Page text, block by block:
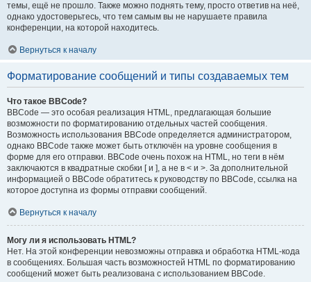
темы, ещё не прошло. Также можно поднять тему, просто ответив на неё,
однако удостоверьтесь, что тем самым вы не нарушаете правила
конференции, на которой находитесь.
Вернуться к началу
Форматирование сообщений и типы создаваемых тем
Что такое BBCode?
BBCode — это особая реализация HTML, предлагающая большие
возможности по форматированию отдельных частей сообщения.
Возможность использования BBCode определяется администратором,
однако BBCode также может быть отключён на уровне сообщения в
форме для его отправки. BBCode очень похож на HTML, но теги в нём
заключаются в квадратные скобки [ и ], а не в < и >. За дополнительной
информацией о BBCode обратитесь к руководству по BBCode, ссылка на
которое доступна из формы отправки сообщений.
Вернуться к началу
Могу ли я использовать HTML?
Нет. На этой конференции невозможны отправка и обработка HTML-кода
в сообщениях. Большая часть возможностей HTML по форматированию
сообщений может быть реализована с использованием BBCode.